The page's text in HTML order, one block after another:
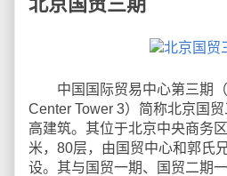
中国国际贸易中心第三期（
Center Tower 3）简称北京国
高建筑。其位于北京中央商务
米，80层，由国贸中心和郭氏
设。其与国贸一期、国贸二期